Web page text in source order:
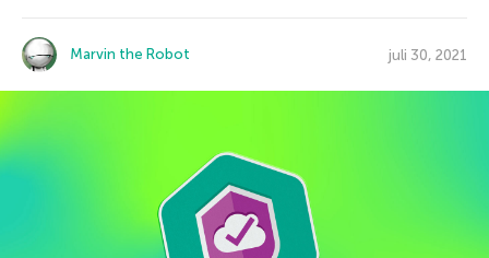
Marvin the Robot juli 30, 2021